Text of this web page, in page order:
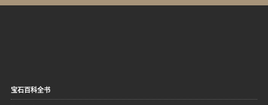
宝石百科全书